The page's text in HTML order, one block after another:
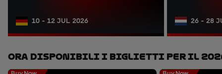
10 - 12 JUL 2026 26 - 28
Ora Disponibili I Biglietti Per Il